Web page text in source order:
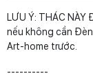
LƯU Ý: THÁC NÀY
nếu không cần
Art-home trước.
----------